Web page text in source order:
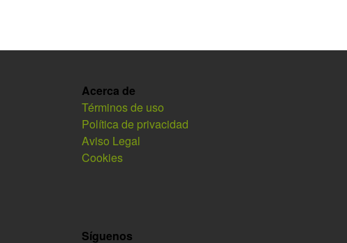
Acerca de
Términos de uso
Política de privacidad
Aviso Legal
Cookies
Síguenos